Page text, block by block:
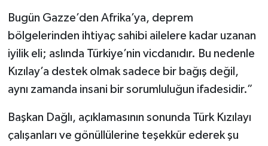
Bugün Gazze’den Afrika’ya, deprem
bölgelerinden ihtiyaç sahibi ailelere kadar uzanan
iyilik eli; aslında Türkiye’nin vicdanıdır. Bu nedenle
Kızılay’a destek olmak sadece bir bağış değil,
aynı zamanda insani bir sorumluluğun ifadesidir.”
Başkan Dağlı, açıklamasının sonunda Türk Kızılayı
çalışanları ve gönüllülerine teşekkür ederek şu